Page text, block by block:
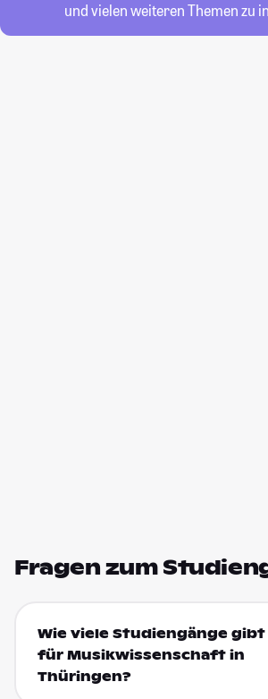
und vielen weiteren Themen zu
Fragen zum
Wie viele Studiengänge gibt
für Musikwissenschaft in
Thüringen?